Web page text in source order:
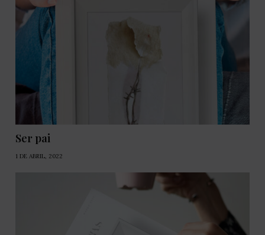
Ser pai
1 DE ABRIL, 2022